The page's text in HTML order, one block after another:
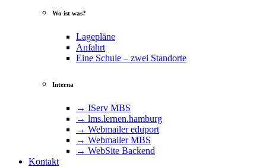
Wo ist was?
Lagepläne
Anfahrt
Eine Schule – zwei Standorte
Interna
→ IServ MBS
→ lms​.ler​nen​.ham​burg
→ Webmailer eduport
→ Webmailer MBS
→ WebSite Backend
Kontakt